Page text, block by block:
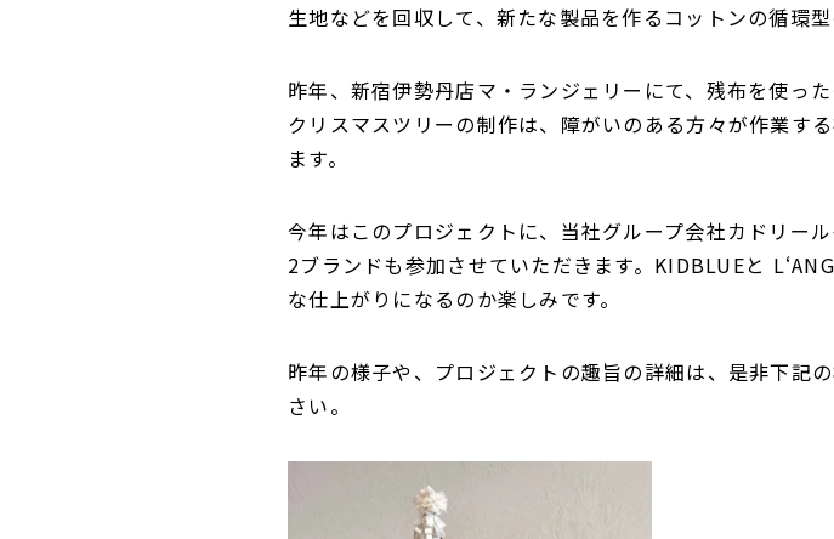
生地などを回収して、新たな製品を作るコットンの循環型
昨年、新宿伊勢丹店マ・ランジェリーにて、残布を使っ
クリスマスツリーの制作は、障がいのある方々が作業す
ます。
今年はこのプロジェクトに、当社グループ会社カドリー
2ブランドも参加させていただきます。KIDBLUEと
な仕上がりになるのか楽しみです。
昨年の様子や、プロジェクトの趣旨の詳細は、是非下記
さい。